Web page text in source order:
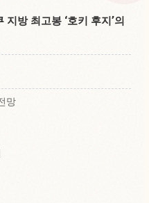
체험 찾기↗
방 최고봉 ‘호키 후지’의
망